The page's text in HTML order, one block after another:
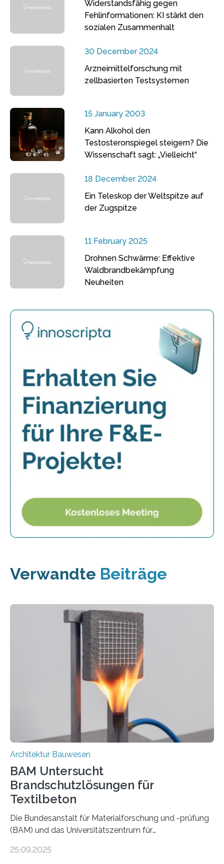
Widerstandsfähig gegen
Fehlinformationen: KI stärkt den
sozialen Zusammenhalt
30 December 2024
Arzneimittelforschung mit
zellbasierten Testsystemen
15 January 2003
Kann Alkohol den
Testosteronspiegel steigern? Die
Wissenschaft sagt: „Vielleicht“
18 December 2024
Ein Teleskop der Weltspitze auf
der Zugspitze
11 February 2025
Drohnen Schwärme: Effektive
Waldbrandbekämpfung
Neuheiten
Verwandte Beiträge
Architektur Bauwesen
BAM Untersucht
Brandschutzlösungen für
Textilbeton
Die Bundesanstalt für Materialforschung und -prüfung
(BAM) und das Universitätszentrum für
untersuchen in einem gemeinsamen Forschungsprojekt
25.09.2025